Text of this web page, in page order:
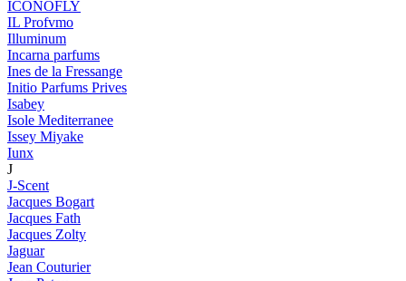
ICONOFLY
IL Profvmo
Illuminum
Incarna parfums
Ines de la Fressange
Initio Parfums Prives
Isabey
Isole Mediterranee
Issey Miyake
Iunx
J
J-Scent
Jacques Bogart
Jacques Fath
Jacques Zolty
Jaguar
Jean Couturier